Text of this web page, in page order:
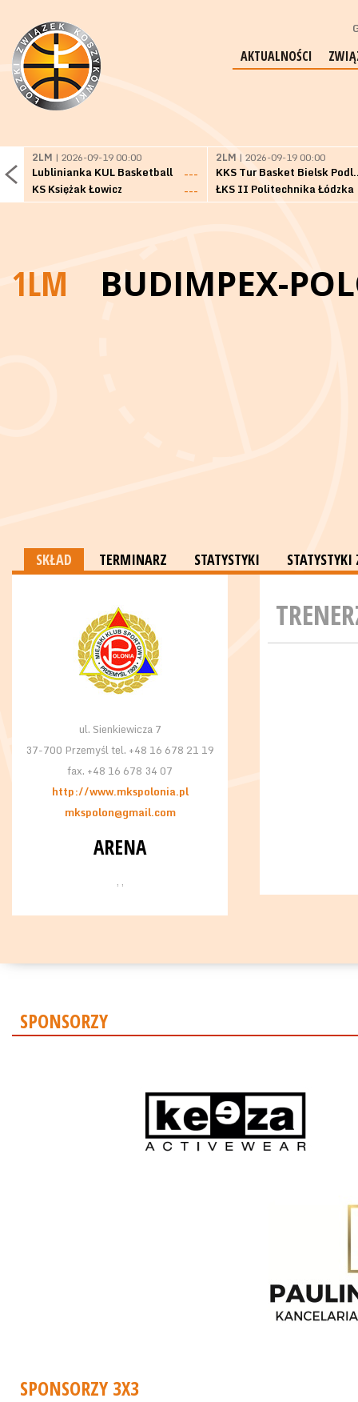
AKTUALNOŚCI
2LM | 2026-09-19 00:00
Lublinianka KUL Basketball
---
KS Księżak Łowicz
---
2LM | 2026-09-19 00:00
KKS Tur
ŁKS II Politechnika Łódzka
1LM BUDIMPEX-
SKŁAD TERMINARZ STATYSTYKI
ul. Sienkiewicza 7
37-700 Przemyśl tel. +48 16 678 21 19
fax. +48 16 678 34 07
http://www.mkspolonia.pl
mkspolon@gmail.com
ARENA
, ,
SPONSORZY
SPONSORZY 3X3